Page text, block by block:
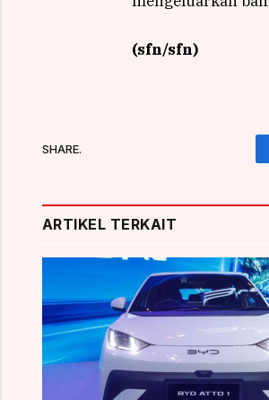
(sfn/sfn)
SHARE.
ARTIKEL TERKAIT